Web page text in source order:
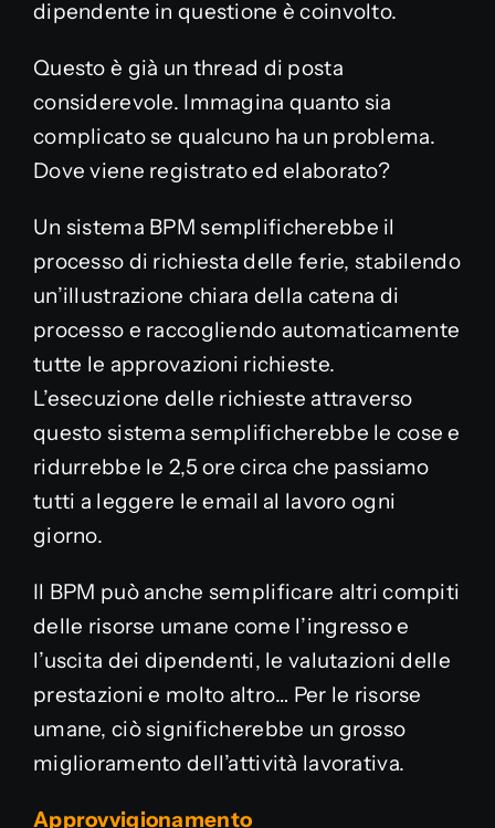
dipendente in questione è coinvolto.
Questo è già un thread di posta
considerevole. Immagina quanto sia
complicato se qualcuno ha un problema.
Dove viene registrato ed elaborato?
Un sistema BPM semplificherebbe il
processo di richiesta delle ferie, stabilendo
un’illustrazione chiara della catena di
processo e raccogliendo automaticamente
tutte le approvazioni richieste.
L’esecuzione delle richieste attraverso
questo sistema semplificherebbe le cose e
ridurrebbe le 2,5 ore circa che passiamo
tutti a leggere le email al lavoro ogni
giorno.
Il BPM può anche semplificare altri compiti
delle risorse umane come l’ingresso e
l’uscita dei dipendenti, le valutazioni delle
prestazioni e molto altro… Per le risorse
umane, ciò significherebbe un grosso
miglioramento dell’attività lavorativa.
Approvvigionamento